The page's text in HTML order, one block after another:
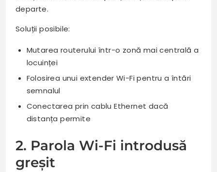
departe.
Soluții posibile:
Mutarea routerului într-o zonă mai centrală a
locuinței
Folosirea unui extender Wi-Fi pentru a întări
semnalul
Conectarea prin cablu Ethernet dacă
distanța permite
2. Parola Wi-Fi introdusă
greșit